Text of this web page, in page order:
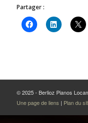
Partager :
© 2025 - Berlioz Pianos
Une page de liens | Plan du